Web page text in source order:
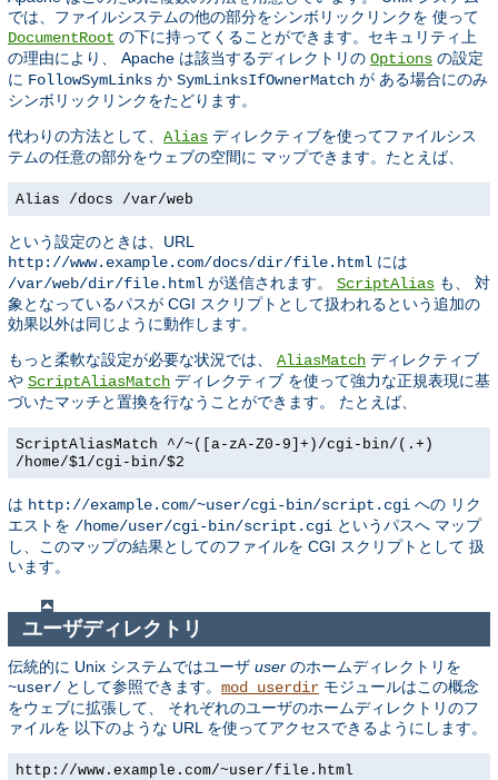
では、ファイルシステムの他の部分をシンボリックリンクを 使って
DocumentRoot の下に持ってくることができます。セキュリティ上
の理由により、 Apache は該当するディレクトリの Options の設定
に FollowSymLinks か SymLinksIfOwnerMatch が ある場合にのみ
シンボリックリンクをたどります。
代わりの方法として、 Alias ディレクティブを使ってファイルシス
テムの任意の部分をウェブの空間に マップできます。たとえば、
Alias /docs /var/web
という設定のときは、URL
http://www.example.com/docs/dir/file.html には
/var/web/dir/file.html が送信されます。 ScriptAlias も、 対
象となっているパスが CGI スクリプトとして扱われるという追加の
効果以外は同じように動作します。
もっと柔軟な設定が必要な状況では、 AliasMatch ディレクティブ
や ScriptAliasMatch ディレクティブ を使って強力な正規表現に基
づいたマッチと置換を行なうことができます。 たとえば、
ScriptAliasMatch ^/~([a-zA-Z0-9]+)/cgi-bin/(.+)
/home/$1/cgi-bin/$2
は http://example.com/~user/cgi-bin/script.cgi への リク
エストを /home/user/cgi-bin/script.cgi というパスへ マップ
し、このマップの結果としてのファイルを CGI スクリプトとして 扱
います。
ユーザディレクトリ
伝統的に Unix システムではユーザ user のホームディレクトリを
~user/ として参照できます。 mod_userdir モジュールはこの概念
をウェブに拡張して、 それぞれのユーザのホームディレクトリのフ
ァイルを 以下のような URL を使ってアクセスできるようにします。
http://www.example.com/~user/file.html